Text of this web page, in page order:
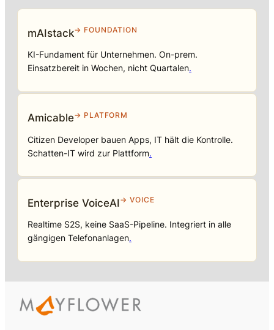
mAIstack→ FOUNDATION
KI-Fundament für Unternehmen. On-prem.
Einsatzbereit in Wochen, nicht Quartalen.
Amicable→ PLATFORM
Citizen Developer bauen Apps, IT hält die Kontrolle.
Schatten-IT wird zur Plattform.
Enterprise VoiceAI→ VOICE
Realtime S2S, keine SaaS-Pipeline. Integriert in alle
gängigen Telefonanlagen.